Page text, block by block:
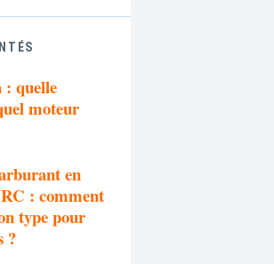
: quelle
moteur
en
: comment
type pour
?